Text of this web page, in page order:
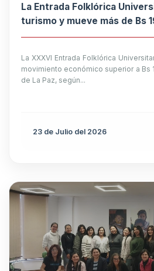
La Entrada Folklórica
turismo y mueve más de Bs
La XXXVI Entrada Folklórica
movimiento económico superior a Bs
de La Paz, según...
23 de Julio del 2026